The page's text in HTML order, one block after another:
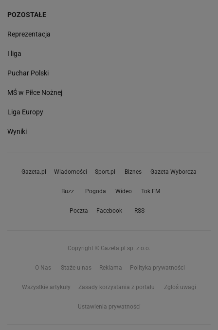
POZOSTAŁE
Reprezentacja
I liga
Puchar Polski
MŚ w Piłce Nożnej
Liga Europy
Wyniki
Gazeta.pl Wiadomości Sport.pl Biznes Gazeta Wyborcza
Buzz Pogoda Wideo Tok.FM
Poczta Facebook RSS
Copyright © Gazeta.pl sp. z o.o.
O Nas Staże u nas Reklama Polityka prywatności
Wszystkie artykuły Zasady korzystania z portalu Zgłoś uwagi
Ustawienia prywatności